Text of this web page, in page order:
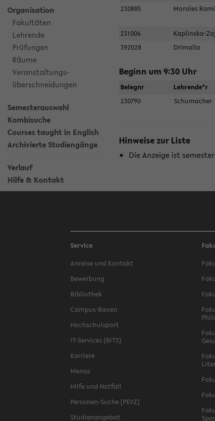
Organisation
Fakultäten
Lehrende
Prüfungen
Räume
Veranstaltungs-
überschneidungen
Semesterauswahl
Kombisuche
Courses taught in English
Archivierte Studiengänge
Verlauf
Hilfe & Kontakt
230885 Morales
231006 Kaplinska-
392028
Drimalla
Beginn um 9:30 Uhr
Belegnr Lehrende*r
230790
Schumacher
Hinweise zur Liste
Die Anzeige ist
Service
Anreise und Kontakt
Bewerbung
Bibliothek
Campus-Bauen
Hochschulsport
IT-Services (BITS)
Karriere
Mensa
Hilfe und Notfall
Personen-Suche (PEVZ)
Studienangebot